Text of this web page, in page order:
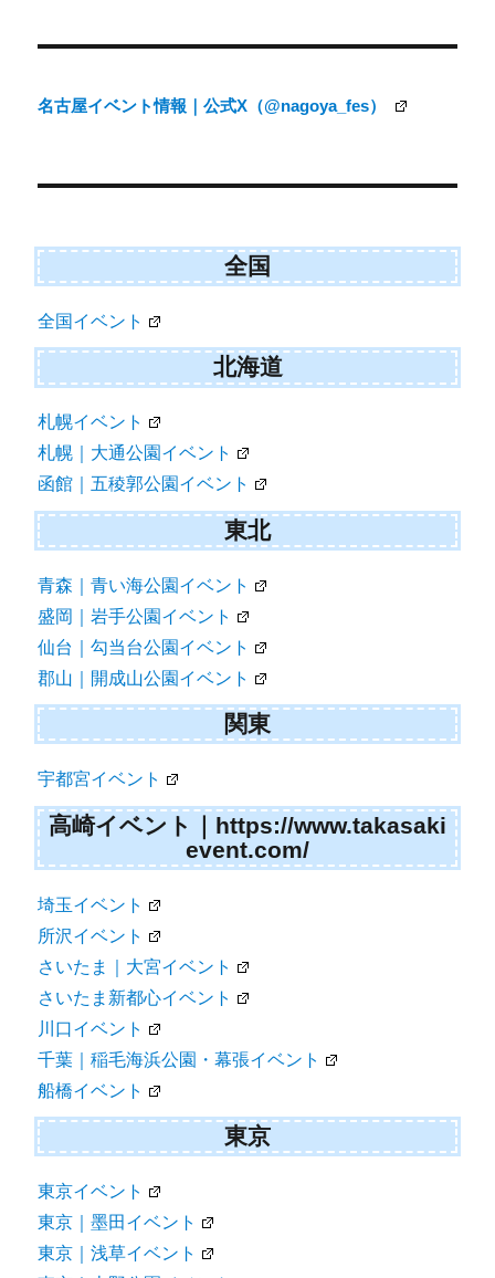
稿
ビ
ー
ョ
ン
名古屋イベント情報｜公式X（@nagoya_fes）
全国
全国イベント
北海道
札幌イベント
札幌｜大通公園イベント
函館｜五稜郭公園イベント
東北
青森｜青い海公園イベント
盛岡｜岩手公園イベント
仙台｜勾当台公園イベント
郡山｜開成山公園イベント
関東
宇都宮イベント
高崎イベント｜https://www.takasaki
event.com/
埼玉イベント
所沢イベント
さいたま｜大宮イベント
さいたま新都心イベント
川口イベント
千葉｜稲毛海浜公園・幕張イベント
船橋イベント
東京
東京イベント
東京｜墨田イベント
東京｜浅草イベント